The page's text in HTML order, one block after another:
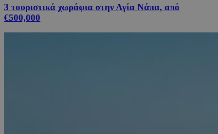
3 τουριστικά χωράφια στην Αγία Νάπα, από
€500,000